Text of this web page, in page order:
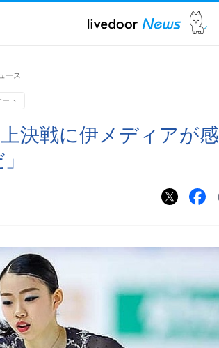
ース
ト
決戦に伊メディアが感